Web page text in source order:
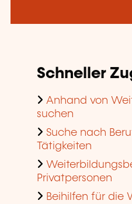
Schneller
Anhand von
suchen
Suche nach
Tätigkeiten
Privatpersonen
Beihilfen für die